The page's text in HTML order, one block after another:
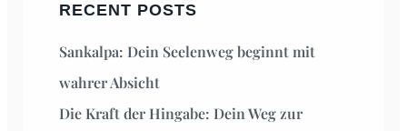
RECENT POSTS
Sankalpa: Dein Seelenweg beginnt mit
wahrer Absicht
Die Kraft der Hingabe: Dein Weg zur